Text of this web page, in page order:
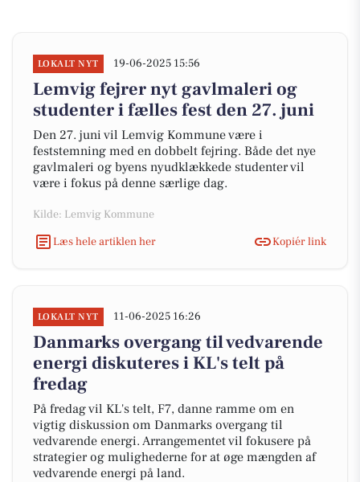
LOKALT NYT 19-06-2025 15:56
Lemvig fejrer nyt gavlmaleri og
studenter i fælles fest den 27. juni
Den 27. juni vil Lemvig Kommune være i
feststemning med en dobbelt fejring. Både det nye
gavlmaleri og byens nyudklækkede studenter vil
være i fokus på denne særlige dag.
Kilde: Lemvig Kommune
Læs hele artiklen her
Kopiér link
LOKALT NYT 11-06-2025 16:26
Danmarks overgang til vedvarende
energi diskuteres i KL's telt på
fredag
På fredag vil KL's telt, F7, danne ramme om en
vigtig diskussion om Danmarks overgang til
vedvarende energi. Arrangementet vil fokusere på
strategier og mulighederne for at øge mængden af
vedvarende energi på land.